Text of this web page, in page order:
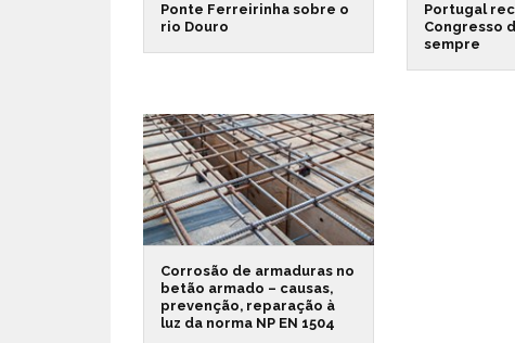
Ponte Ferreirinha sobre o
rio Douro
Portugal
Congresso
sempre
Corrosão de armaduras no
betão armado – causas,
prevenção, reparação à
luz da norma NP EN 1504